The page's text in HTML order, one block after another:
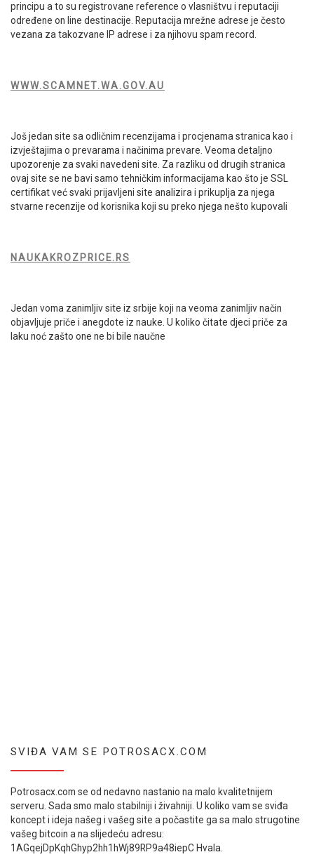
principu a to su registrovane reference o vlasništvu i reputaciji
određene on line destinacije. Reputacija mrežne adrese je često
vezana za takozvane IP adrese i za njihovu spam record.
WWW.SCAMNET.WA.GOV.AU
Još jedan site sa odličnim recenzijama i procjenama stranica kao i
izvještajima o prevarama i načinima prevare. Veoma detaljno
upozorenje za svaki navedeni site. Za razliku od drugih stranica
ovaj site se ne bavi samo tehničkim informacijama kao što je SSL
certifikat već svaki prijavljeni site analizira i prikuplja za njega
stvarne recenzije od korisnika koji su preko njega nešto kupovali
NAUKAKROZPRICE.RS
Jedan voma zanimljiv site iz srbije koji na veoma zanimljiv način
objavljuje priče i anegdote iz nauke. U koliko čitate djeci priče za
laku noć zašto one ne bi bile naučne
SVIĐA VAM SE POTROSACX.COM
Potrosacx.com se od nedavno nastanio na malo kvalitetnijem
serveru. Sada smo malo stabilniji i živahniji. U koliko vam se sviđa
koncept i ideja našeg i vašeg site a počastite ga sa malo strugotine
vašeg bitcoin a na slijedeću adresu:
1AGqejDpKqhGhyp2hh1hWj89RP9a48iepC Hvala.